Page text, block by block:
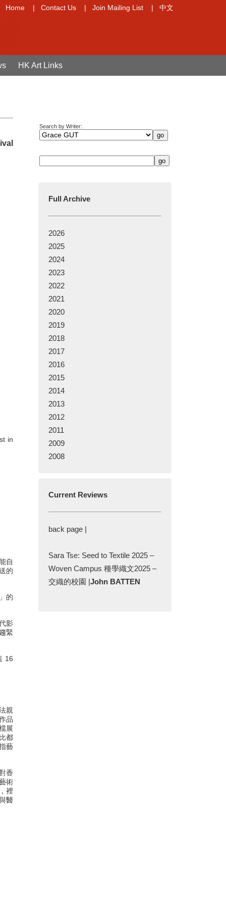
Home | Contact Us | Join Mailing List | 中文
HK Art Links
in
自
的
的
影
緊
16
親
品
展
都
藝
香
術
裡
醫
Search by Writer:
Full Archive
2026
2025
2024
2023
2022
2021
2020
2019
2018
2017
2016
2015
2014
2013
2012
2011
2009
2008
Current Reviews
back page |
Sara Tse: Seed to Textile 2025 –
Woven Campus 種學織文2025 –
交織的校園 |John BATTEN